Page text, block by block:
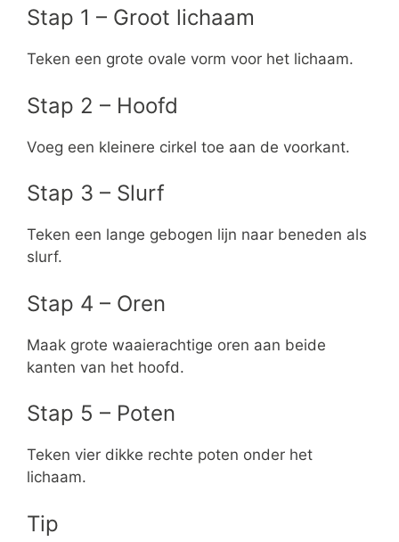
Stap 1 – Groot lichaam
Teken een grote ovale vorm voor het lichaam.
Stap 2 – Hoofd
Voeg een kleinere cirkel toe aan de voorkant.
Stap 3 – Slurf
Teken een lange gebogen lijn naar beneden als
slurf.
Stap 4 – Oren
Maak grote waaierachtige oren aan beide
kanten van het hoofd.
Stap 5 – Poten
Teken vier dikke rechte poten onder het
lichaam.
Tip